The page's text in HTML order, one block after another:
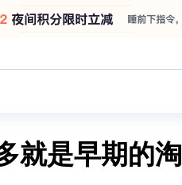
就是早期的淘